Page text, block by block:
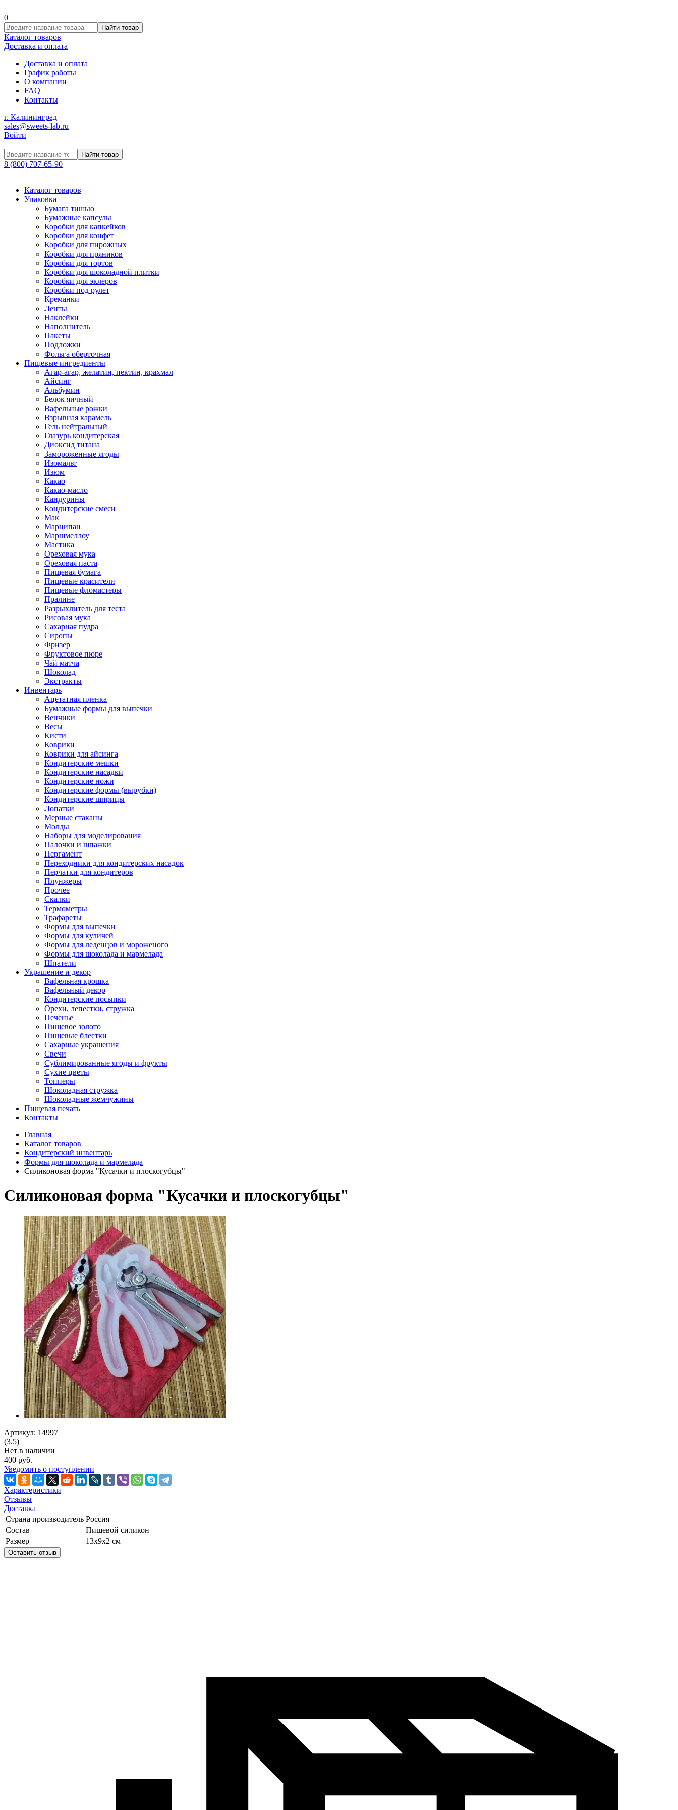
0
Найти товар
Каталог товаров
Доставка и оплата
Доставка и оплата
График работы
О компании
FAQ
Контакты
г. Калининград
sales@sweets-lab.ru
Войти
Найти товар
8 (800) 707-65-90
Каталог товаров
Упаковка
Бумага тишью
Бумажные капсулы
Коробки для капкейков
Коробки для конфет
Коробки для пирожных
Коробки для пряников
Коробки для тортов
Коробки для шоколадной плитки
Коробки для эклеров
Коробки под рулет
Креманки
Ленты
Наклейки
Наполнитель
Пакеты
Подложки
Фольга оберточная
Пищевые ингредиенты
Агар-агар, желатин, пектин, крахмал
Айсинг
Альбумин
Белок яичный
Вафельные рожки
Взрывная карамель
Гель нейтральный
Глазурь кондитерская
Диоксид титана
Замороженные ягоды
Изомальт
Изюм
Какао
Какао-масло
Кандурины
Кондитерские смеси
Мак
Марципан
Маршмеллоу
Мастика
Ореховая мука
Ореховая паста
Пищевая бумага
Пищевые красители
Пищевые фломастеры
Пралине
Разрыхлитель для теста
Рисовая мука
Сахарная пудра
Сиропы
Фризер
Фруктовое пюре
Чай матча
Шоколад
Экстракты
Инвентарь
Ацетатная пленка
Бумажные формы для выпечки
Венчики
Весы
Кисти
Коврики
Коврики для айсинга
Кондитерские мешки
Кондитерские насадки
Кондитерские ножи
Кондитерские формы (вырубки)
Кондитерские шприцы
Лопатки
Мерные стаканы
Молды
Наборы для моделирования
Палочки и шпажки
Пергамент
Переходники для кондитерских насадок
Перчатки для кондитеров
Плунжеры
Прочее
Скалки
Термометры
Трафареты
Формы для выпечки
Формы для куличей
Формы для леденцов и мороженого
Формы для шоколада и мармелада
Шпатели
Украшение и декор
Вафельная крошка
Вафельный декор
Кондитерские посыпки
Орехи, лепестки, стружка
Печенье
Пищевое золото
Пищевые блестки
Сахарные украшения
Свечи
Сублимированные ягоды и фрукты
Сухие цветы
Топперы
Шоколадная стружка
Шоколадные жемчужины
Пищевая печать
Контакты
Главная
Каталог товаров
Кондитерский инвентарь
Формы для шоколада и мармелада
Силиконовая форма "Кусачки и плоскогубцы"
Силиконовая форма "Кусачки и плоскогубцы"
Артикул: 14997
(3.5)
Нет в наличии
400 руб.
Уведомить о поступлении
Характеристики
Отзывы
Доставка
Страна производитель Россия
Состав
Пищевой силикон
Размер
13х9х2 см
Оставить отзыв